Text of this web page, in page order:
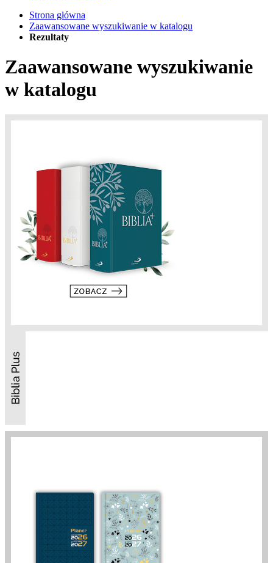
Strona główna
Zaawansowane wyszukiwanie w katalogu
Rezultaty
Zaawansowane wyszukiwanie
w katalogu